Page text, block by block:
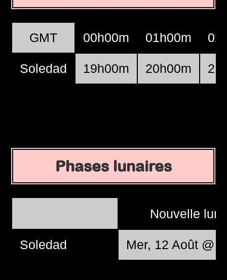
GMT 00h00m 01h00m
Soledad 19h00m 20h00m
Phases lunaires
Nouvelle
Soledad Mer, 12 Août @